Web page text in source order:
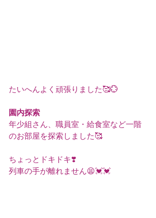
たいへんよく頑張りました🥰💮
園内探索
年少組さん、職員室・給食室など一階
のお部屋を探索しました🥰
ちょっとドキドキ❣️
列車の手が離れません😫💓💓